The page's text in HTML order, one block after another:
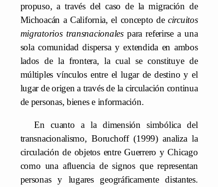
propuso, a través del caso de la migración de
Michoacán a California, el concepto de circuitos
migratorios transnacionalespara referirse a una
sola comunidad dispersa y extendida en ambos
lados de la frontera, la cual se constituye de
múltiples vínculos entre el lugar de destino y el
lugar de origen a través de la circulación continua
de personas, bienes e información.
En cuanto a la dimensión simbólica del
transnacionalismo, Boruchoff (1999) analiza la
circulación de objetos entre Guerrero y Chicago
como una afluencia de signos que representan
personas y lugares geográficamente distantes.